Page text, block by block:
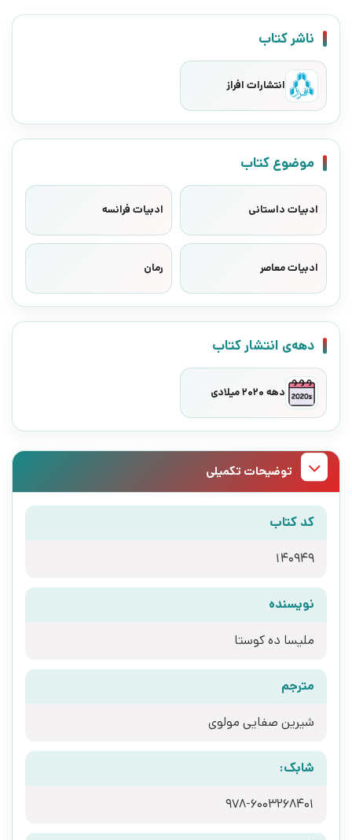
ناشر کتاب
انتشارات افراز
موضوع کتاب
ادبیات داستانی ادبیات فرانسه
ادبیات معاصر رمان
دهه‌ی انتشار کتاب
دهه 2020 میلادی
توضیحات تکمیلی
کد کتاب
140949
نویسنده
ملیسا ده کوستا
مترجم
شیرین صفایی مولوی
شابک:
978-6003268401